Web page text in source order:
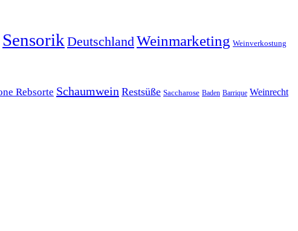
Sensorik Deutschland Weinmarketing Weinverkostung
Rebsorte Schaumwein Restsüße Saccharose Baden Barrique Weinrecht